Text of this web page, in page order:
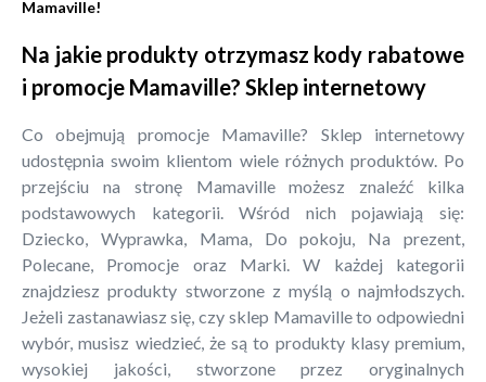
Mamaville!
Na jakie produkty otrzymasz kody rabatowe
i promocje Mamaville? Sklep internetowy
Co obejmują promocje Mamaville? Sklep internetowy
udostępnia swoim klientom wiele różnych produktów. Po
przejściu na stronę Mamaville możesz znaleźć kilka
podstawowych kategorii. Wśród nich pojawiają się:
Dziecko, Wyprawka, Mama, Do pokoju, Na prezent,
Polecane, Promocje oraz Marki. W każdej kategorii
znajdziesz produkty stworzone z myślą o najmłodszych.
Jeżeli zastanawiasz się, czy sklep Mamaville to odpowiedni
wybór, musisz wiedzieć, że są to produkty klasy premium,
wysokiej jakości, stworzone przez oryginalnych